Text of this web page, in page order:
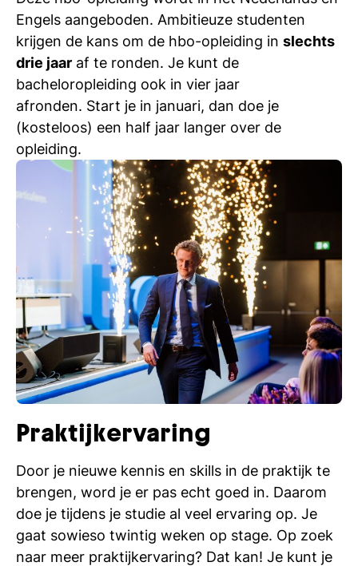
Engels aangeboden. Ambitieuze studenten
krijgen de kans om de hbo-opleiding in slechts
drie jaar af te ronden. Je kunt de
bacheloropleiding ook in vier jaar
afronden. Start je in januari, dan doe je
(kosteloos) een half jaar langer over de
opleiding.
Praktijkervaring
Door je nieuwe kennis en skills in de praktijk te
brengen, word je er pas echt goed in. Daarom
doe je tijdens je studie al veel ervaring op. Je
gaat sowieso twintig weken op stage. Op zoek
naar meer praktijkervaring? Dat kan! Je kunt je